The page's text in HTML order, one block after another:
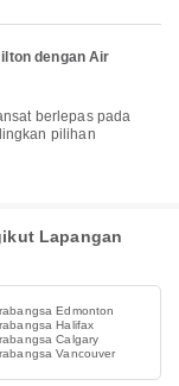
dengan Air
pilihan
Lapangan
Edmonton
Halifax
Calgary
Vancouver